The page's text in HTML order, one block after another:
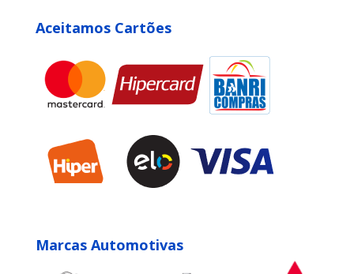
Aceitamos Cartões
Marcas Automotivas